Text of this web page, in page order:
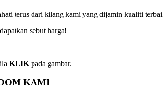
terus dari kilang kami yang dijamin kualiti
sebut harga!
KLIK pada gambar.
KAMI